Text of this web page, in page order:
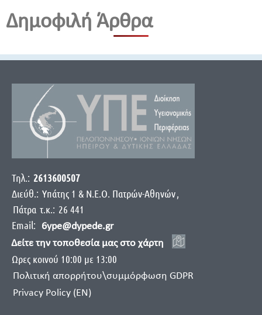
Δημοφιλή Άρθρα
Τηλ.: 2613600507
Διεύθ.: Yπάτης 1 & Ν.Ε.Ο. Πατρών-Αθηνών,
Πάτρα τ.κ.: 26 441
Email:
6ype@dypede.gr
Δείτε την τοποθεσία μας στο χάρτη
Ωρες κοινού 10:00 με 13:00
Πολιτική απορρήτου\συμμόρφωση GDPR
Privacy Policy (EN)